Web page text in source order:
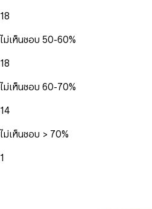
18
ไม่เห็นชอบ 50-60%
18
ไม่เห็นชอบ 60-70%
14
ไม่เห็นชอบ > 70%
1